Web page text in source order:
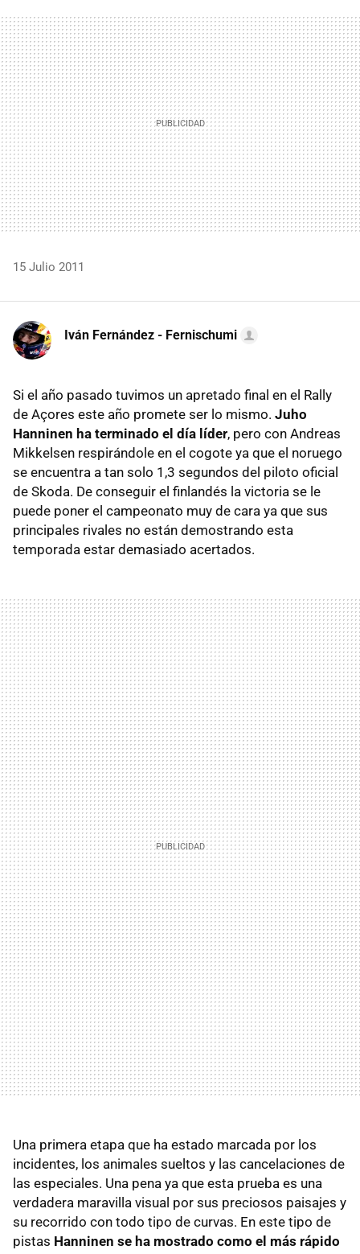
MAIL
15 Julio 2011
Iván Fernández - Fernischumi
Si el año pasado tuvimos un apretado final en el Rally
de Açores este año promete ser lo mismo. Juho
Hanninen ha terminado el día líder, pero con Andreas
Mikkelsen respirándole en el cogote ya que el noruego
se encuentra a tan solo 1,3 segundos del piloto oficial
de Skoda. De conseguir el finlandés la victoria se le
puede poner el campeonato muy de cara ya que sus
principales rivales no están demostrando esta
temporada estar demasiado acertados.
Una primera etapa que ha estado marcada por los
incidentes, los animales sueltos y las cancelaciones de
las especiales. Una pena ya que esta prueba es una
verdadera maravilla visual por sus preciosos paisajes y
su recorrido con todo tipo de curvas. En este tipo de
pistas Hanninen se ha mostrado como el más rápido